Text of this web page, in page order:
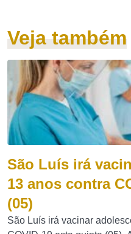
Veja também
São Luís irá
13 anos contra
(05)
São Luís irá vacinar